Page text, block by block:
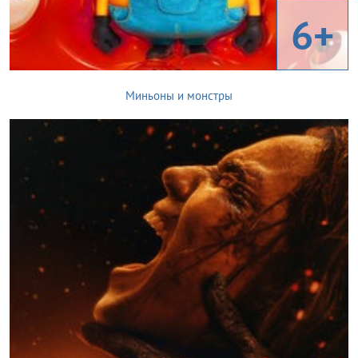
6+
Миньоны и монстры